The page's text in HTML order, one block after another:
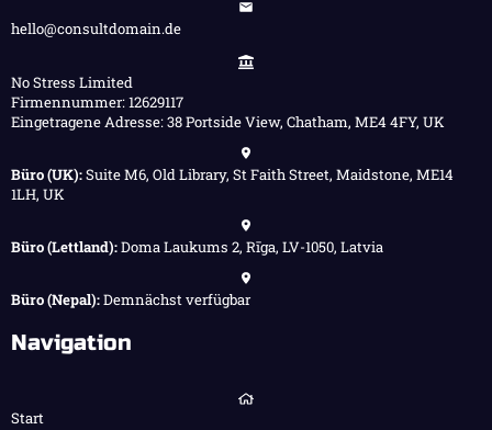
hello@consultdomain.de
No Stress Limited
Firmennummer: 12629117
Eingetragene Adresse: 38 Portside View, Chatham, ME4 4FY, UK
Büro (UK):Suite M6, Old Library, St Faith Street, Maidstone, ME14
1LH, UK
Büro (Lettland):Doma Laukums 2, Rīga, LV-1050, Latvia
Büro (Nepal):Demnächst verfügbar
Navigation
Start